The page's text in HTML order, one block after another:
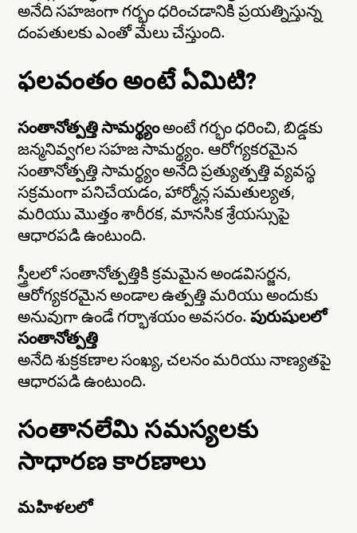
అనేది సహజంగా గర్భం ధరించడానికి ప్రయత్నిస్తున్న
దంపతులకు ఎంతో మేలు చేస్తుంది.
ఫలవంతం అంటే ఏమిటి?
సంతానోత్పత్తి సామర్థ్యంఅంటే గర్భం ధరించి, బిడ్డకు
జన్మనివ్వగల సహజ సామర్థ్యం. ఆరోగ్యకరమైన
సంతానోత్పత్తి సామర్థ్యం అనేది ప్రత్యుత్పత్తి వ్యవస్థ
సక్రమంగా పనిచేయడం, హార్మోన్ల సమతుల్యత,
మరియు మొత్తం శారీరక, మానసిక శ్రేయస్సుపై
ఆధారపడి ఉంటుంది.
స్త్రీలలోసంతానోత్పత్తికి క్రమమైన అండవిసర్జన,
ఆరోగ్యకరమైన అండాల ఉత్పత్తి మరియు అందుకు
అనువుగా ఉండే గర్భాశయం అవసరం.పురుషులలో
సంతానోత్పత్తి
అనేదిశుక్రకణాల సంఖ్య, చలనం మరియు నాణ్యతపై
ఆధారపడి ఉంటుంది.
సంతానలేమి సమస్యలకు
సాధారణ కారణాలు
మహిళలలో